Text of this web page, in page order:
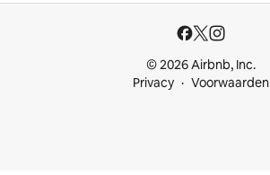
© 2026 Airbnb, Inc.
Privacy
Voorwaarden